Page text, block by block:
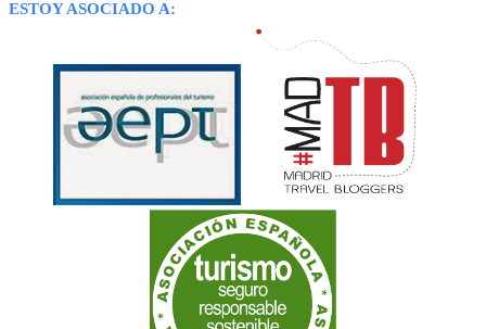
ESTOY ASOCIADO A: